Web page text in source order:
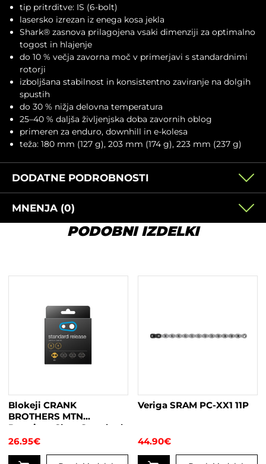
tip pritrditve: IS (6-bolt)
lasersko izrezan iz enega kosa jekla
Shark® zasnova prilagojena vsaki dimenziji za optimalno
togost in hlajenje
do 10 % večja zavorna moč v primerjavi s standardnimi
rotorji
izboljšana stabilnost in konsistentno zaviranje na dolgih
spustih
do 30 % nižja delovna temperatura
25–40 % daljša življenjska doba zavornih oblog
primeren za enduro, downhill in e-kolesa
teža: 180 mm (127 g), 203 mm (174 g), 223 mm (237 g)
DODATNE PODROBNOSTI
MNENJA (0)
PODOBNI IZDELKI
Blokeji CRANK
BROTHERS MTN
Premium Cleat Standard
6°
26.95€
Veriga SRAM PC-XX1 11P
44.90€